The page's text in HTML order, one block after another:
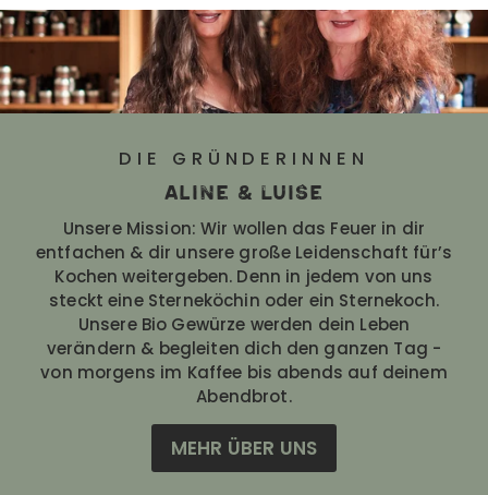
DIE GRÜNDERINNEN
Aline & Luise
Unsere Mission: Wir wollen das Feuer in dir
entfachen & dir unsere große Leidenschaft für’s
Kochen weitergeben. Denn in jedem von uns
steckt eine Sterneköchin oder ein Sternekoch.
Unsere Bio Gewürze werden dein Leben
verändern & begleiten dich den ganzen Tag -
von morgens im Kaffee bis abends auf deinem
Abendbrot.
MEHR ÜBER UNS